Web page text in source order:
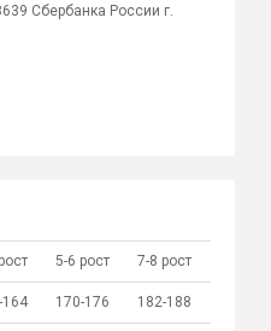
Сбербанка России г.
5-6 рост 7-8 рост
164 170-176 182-188